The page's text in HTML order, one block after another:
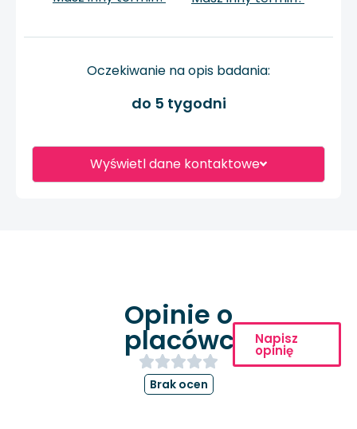
Wyświetl dane kontaktowe
Oczekiwanie na opis badania:
do 5 tygodni
Opinie o
placówce
Brak ocen
Napisz
opinię